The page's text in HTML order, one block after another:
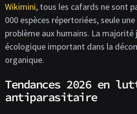
Wikimini, tous les cafards ne sont
000 espèces répertoriées, seule
problème aux humains. La majorité
écologique important dans la
organique.
Tendances 2026 en
antiparasitaire